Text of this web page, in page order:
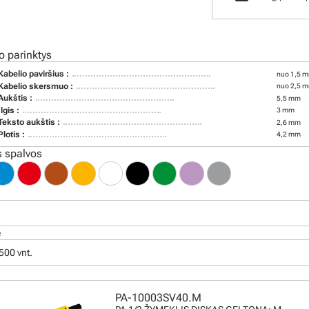
parinktys
paviršius : nuo 1,5
skersmuo : nuo 2,5
: 5,5 mm
: 3 mm
aukštis : 2,6 mm
: 4,2 mm
spalvos
vnt.
PA-10003SV40.M